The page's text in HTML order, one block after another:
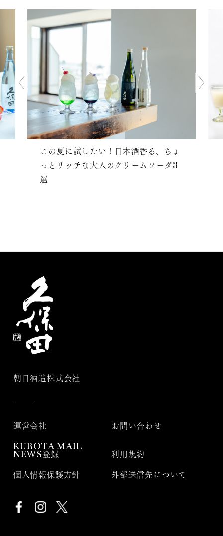
この夏に試したい！日本酒香る、ちょ
っとリッチな大人のクリームソーダ3
選
朝日酒造株式会社
運営会社 お問い合わせ
KUBOTA MAIL
NEWS登録
利用規約
個人情報保護方針 外部送信先について